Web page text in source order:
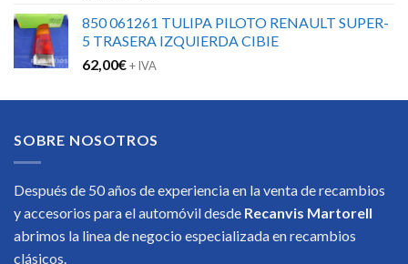
850 061261 TULIPA PILOTO RENAULT SUPER-
5 TRASERA IZQUIERDA CIBIE
62,00€+ IVA
SOBRE NOSOTROS
Después de 50 años de experiencia en la venta de recambios
y accesorios para el automóvil desde Recanvis Martorell
abrimos la linea de negocio especializada en recambios
clásicos.